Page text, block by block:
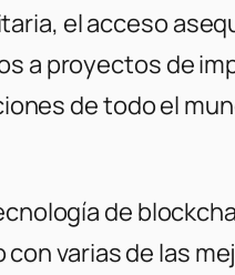
el acceso
a proyectos de
de todo el
de
varias de las